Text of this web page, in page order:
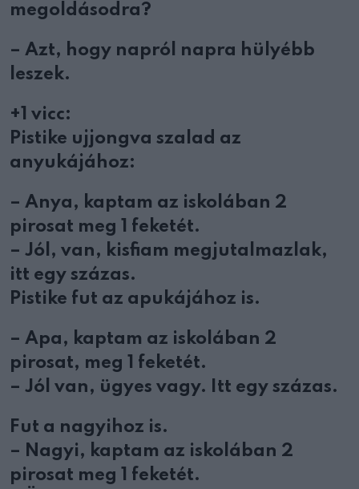
megoldásodra?
– Azt, hogy napról napra hülyébb
leszek.
+1 vicc:
Pistike ujjongva szalad az
anyukájához:
– Anya, kaptam az iskolában 2
pirosat meg 1 feketét.
– Jól, van, kisfiam megjutalmazlak,
itt egy százas.
Pistike fut az apukájához is.
– Apa, kaptam az iskolában 2
pirosat, meg 1 feketét.
– Jól van, ügyes vagy. Itt egy százas.
Fut a nagyihoz is.
– Nagyi, kaptam az iskolában 2
pirosat meg 1 feketét.